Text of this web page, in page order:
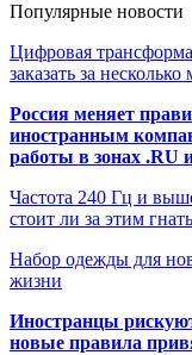
Популярные новости
Цифровая
заказать за
Россия меняет
иностранным
работы в зонах .RU
Частота 240 Гц и
стоит ли за этим
Набор одежды для
жизни
Иностранцы
новые правила